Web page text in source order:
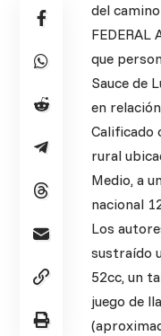
del
FEDERAL
que
Sauce de
en
Calificado
rural
Medio, a
nacional
Los
sustraído
52cc, un
juego de